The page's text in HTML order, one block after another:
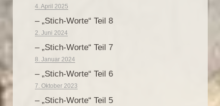
4. April 2025
– „Stich-Worte“ Teil 8
2. Juni 2024
– „Stich-Worte“ Teil 7
8. Januar 2024
– „Stich-Worte“ Teil 6
7. Oktober 2023
– „Stich-Worte“ Teil 5